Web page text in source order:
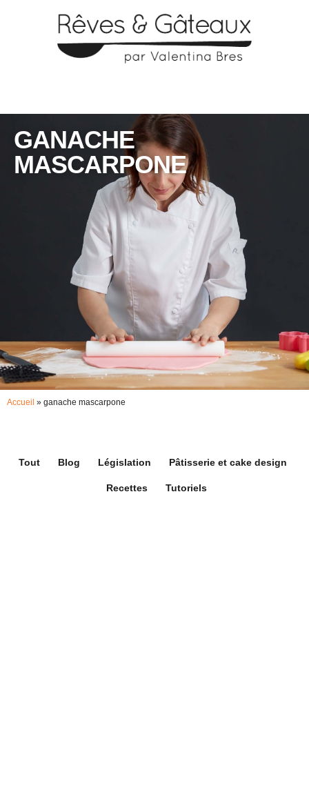
GANACHE
MASCARPONE
Accueil » ganache mascarpone
Tout Blog Législation Pâtisserie et cake design
Recettes Tutoriels